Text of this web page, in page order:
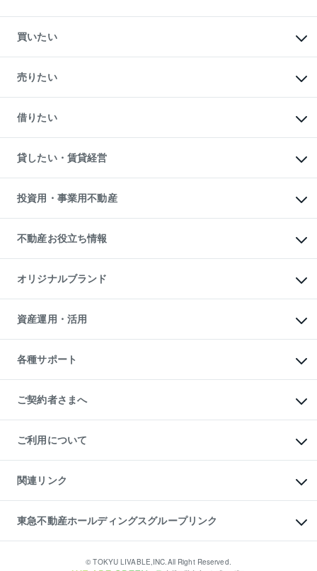
買いたい
新築・分譲マンションの購入
中古マンションの購入
一戸建ての購入
中古一戸建ての購入
不動産購入の流れ
注目キーワード物件特集
購入ガイド
English 繁体中文簡体中文
売りたい
一戸建ての売却・査定
土地の売却・査定
スピードAI査定
不動産査定について
不動産売却の流れ
不動産買換えの流れ
売却ガイド
借りたい
オフィス・店舗の賃貸
借りるときの流れ
借りるガイド
貸したい・賃貸経営
マンション賃料データ
賃貸管理プラン
リロケーションについて
貸すガイド
投資用・事業用不動産
事業用不動産
マンション投資
投資用マンション
アパート経営
収益物件
ビル購入（ビル一棟）
投資用不動産の売却査定
事業用不動産の売却査定
不動産お役立ち情報
マンションライブラリー
人気マンションランキング
暮らしに役立つ不動産メディア
不動産相場・不動産価格情報
不動産コラム・ニュース
不動産用語集
不動産なんでもネット相談室
住まいの税金
オリジナルブランド
一棟リノベーションマンション
L`GENTE（ルジェンテ）
区分リノベーションマンション
投資用一棟レジデンスWELL
不動産小口投資
LEGACIA（レガシア）
資産運用・活用
不動産M&A
アセットマネジメント・出資
各種サポート
相続サポート
リフォームサポート
ご契約者さまへ
ご紹介・再契約特典
入居者様専用-各種ご案内（賃貸）
東急こすもす会「こすもすWeb」
ご利用について
金融商品取引について
東急リバブル ソーシャルメディアポリシー
ご意見・お問い合わせ（金融商品取引専用の相談・お問い合わせ窓口）
ダイレクトメール（郵送物）・Eメールなどの送付停止について
関連リンク
これからご結婚される方に東急百貨店のブライダルクラブ
人材サービスのご用命は 東急リバブルスタッフ株式会社まで
東北の逸品を贈ります 東北すぐれものセレクション
東急不動産ホールディングスグループリンク
東急コミュニティー© TOKYU LIVABLE,INC.All Right Reserved.